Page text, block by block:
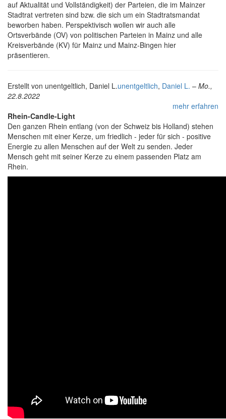
auf Aktualität und Vollständigkeit) der Parteien, die im Mainzer
Stadtrat vertreten sind bzw. die sich um ein Stadtratsmandat
beworben haben. Perspektivisch wollen wir auch alle
Ortsverbände (OV) von politischen Parteien in Mainz und alle
Kreisverbände (KV) für Mainz und Mainz-Bingen hier
präsentieren.
Erstellt von unentgeltlich, Daniel L.unentgeltlich, Daniel L. – Mo.,
22.8.2022
mehr erfahren
Rhein-Candle-Light
Den ganzen Rhein entlang (von der Schweiz bis Holland) stehen
Menschen mit einer Kerze, um friedlich - jeder für sich - positive
Energie zu allen Menschen auf der Welt zu senden. Jeder
Mensch geht mit seiner Kerze zu einem passenden Platz am
Rhein.